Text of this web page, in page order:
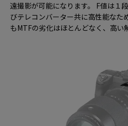
遠撮影が可能になります。 F値は１
びテレコンバーター共に高性能なた
もMTFの劣化はほとんどなく、高い